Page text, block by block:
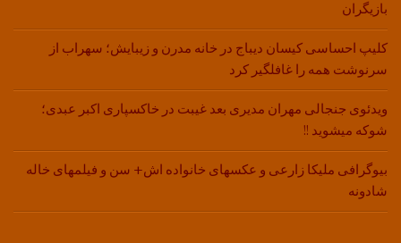
بازیگران
کلیپ احساسی کیسان دیباج در خانه مدرن و زیبایش؛ سهراب از
سرنوشت همه را غافلگیر کرد
ویدئوی جنجالی مهران مدیری بعد غیبت در خاکسپاری اکبر عبدی؛
شوکه میشوید !!
بیوگرافی ملیکا زارعی و عکسهای خانواده اش+ سن و فیلمهای خاله
شادونه